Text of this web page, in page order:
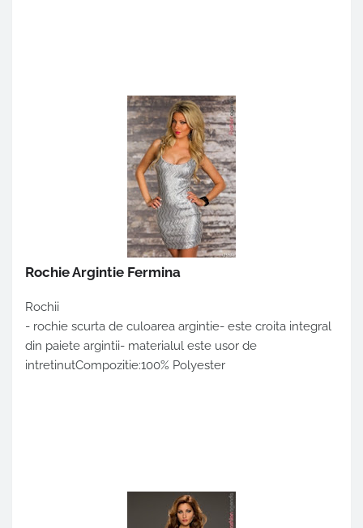
Rochie Argintie Fermina
Rochii
- rochie scurta de culoarea argintie- este croita integral
din paiete argintii- materialul este usor de
intretinutCompozitie:100% Polyester